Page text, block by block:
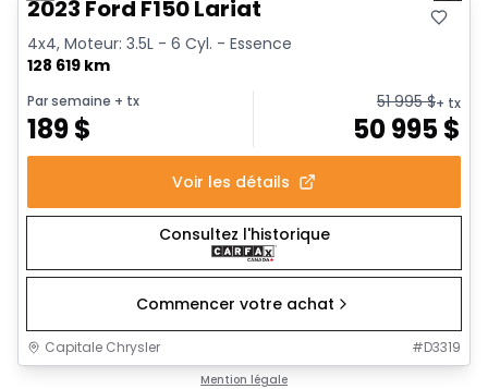
2023 Ford F150 Lariat
4x4, Moteur: 3.5L - 6 Cyl. - Essence
128 619 km
Par semaine + tx
189$
51 995$+ tx
50 995$
Voir les détails
Consultez l'historique
Commencer votre achat
Capitale Chrysler #D3319
Mention légale